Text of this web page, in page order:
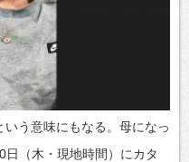
いう意味にもなる。母になっ
（木・現地時間）にカタ